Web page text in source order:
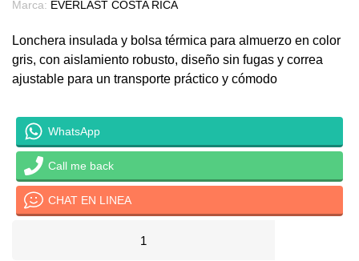
Marca: EVERLAST COSTA RICA
Lonchera insulada y bolsa térmica para almuerzo en color
gris, con aislamiento robusto, diseño sin fugas y correa
ajustable para un transporte práctico y cómodo
WhatsApp
Call me back
CHAT EN LINEA